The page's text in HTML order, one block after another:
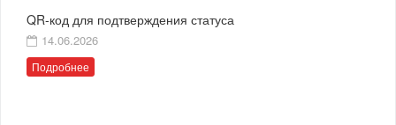
QR-код для подтверждения статуса
14.06.2026
Подробнее